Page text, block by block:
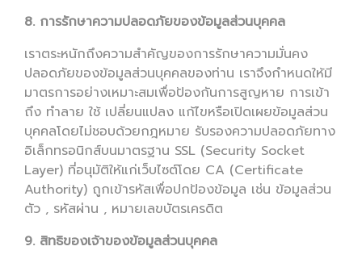
8. การรักษาความปลอดภัยของข้อมูลส่วนบุคคล
เราตระหนักถึงความสำคัญของการรักษาความมั่นคง
ปลอดภัยของข้อมูลส่วนบุคคลของท่าน เราจึงกำหนดให้มี
มาตรการอย่างเหมาะสมเพื่อป้องกันการสูญหาย การเข้า
ถึง ทำลาย ใช้ เปลี่ยนแปลง แก้ไขหรือเปิดเผยข้อมูลส่วน
บุคคลโดยไม่ชอบด้วยกฎหมาย รับรองความปลอดภัยทาง
อิเล็กทรอนิกส์บนมาตรฐาน SSL (Security Socket
Layer) ที่อนุมัติให้แก่เว็บไซต์โดย CA (Certificate
Authority) ถูกเข้ารหัสเพื่อปกป้องข้อมูล เช่น ข้อมูลส่วน
ตัว , รหัสผ่าน , หมายเลขบัตรเครดิต
9. สิทธิของเจ้าของข้อมูลส่วนบุคคล